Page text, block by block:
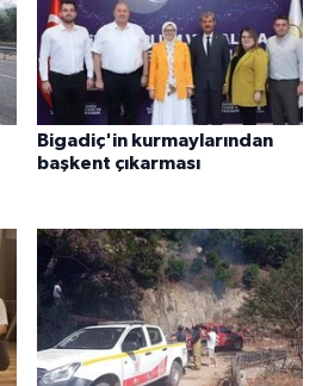
Bigadiç'in kurmaylarından
başkent çıkarması